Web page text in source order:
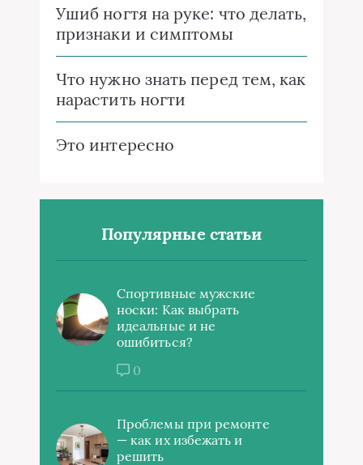
Ушиб ногтя на руке: что делать,
признаки и симптомы
Что нужно знать перед тем, как
нарастить ногти
Это интересно
Популярные статьи
Спортивные мужские
носки: Как выбрать
идеальные и не
ошибиться?
0
Проблемы при ремонте
— как их избежать и
решить